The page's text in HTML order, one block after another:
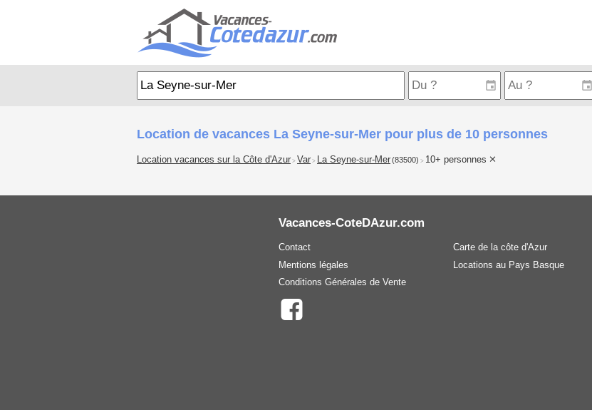
Location de vacances La Seyne-sur-Mer pour plus de 10 personnes
Location vacances sur la Côte d'Azur > Var > La Seyne-sur-Mer(83500) > 10+ personnes
Vacances-CoteDAzur.com
Contact
Mentions légales
Conditions Générales de Vente
Carte de la côte d'Azur
Locations au Pays Basque